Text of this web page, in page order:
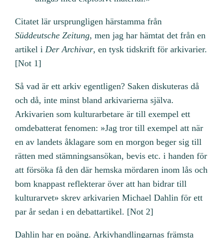
Citatet lär ursprungligen härstamma från
Süddeutsche Zeitung, men jag har hämtat det från en
artikel i Der Archivar, en tysk tidskrift för arkivarier.
[Not 1]
Så vad är ett arkiv egentligen? Saken diskuteras då
och då, inte minst bland arkivarierna själva.
Arkivarien som kulturarbetare är till exempel ett
omdebatterat fenomen: »Jag tror till exempel att när
en av landets åklagare som en morgon beger sig till
rätten med stämningsansökan, bevis etc. i handen för
att försöka få den där hemska mördaren inom lås och
bom knappast reflekterar över att han bidrar till
kulturarvet» skrev arkivarien Michael Dahlin för ett
par år sedan i en debattartikel. [Not 2]
Dahlin har en poäng. Arkivhandlingarnas främsta